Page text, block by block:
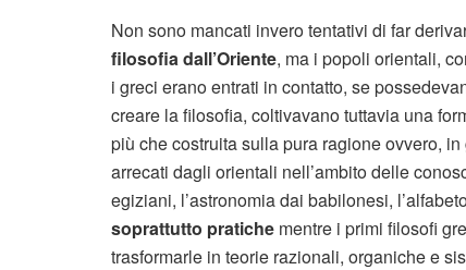
Non sono mancati invero tentativi di far
filosofia dall’Oriente, ma i popoli orientali,
i greci erano entrati in contatto, se
creare la filosofia, coltivavano tuttavia una
più che costruita sulla pura ragione ovvero, in
arrecati dagli orientali nell’ambito delle
egiziani, l’astronomia dai babilonesi,
soprattutto pratiche mentre i primi filosofi
trasformarle in teorie razionali, organiche e